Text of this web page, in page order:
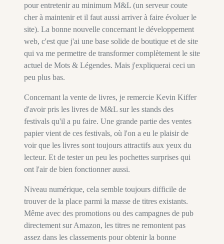
pour entretenir au minimum M&L (un serveur coute
cher à maintenir et il faut aussi arriver à faire évoluer le
site). La bonne nouvelle concernant le développement
web, c'est que j'ai une base solide de boutique et de site
qui va me permettre de transformer complètement le site
actuel de Mots & Légendes. Mais j'expliquerai ceci un
peu plus bas.
Concernant la vente de livres, je remercie Kevin Kiffer
d'avoir pris les livres de M&L sur les stands des
festivals qu'il a pu faire. Une grande partie des ventes
papier vient de ces festivals, où l'on a eu le plaisir de
voir que les livres sont toujours attractifs aux yeux du
lecteur. Et de tester un peu les pochettes surprises qui
ont l'air de bien fonctionner aussi.
Niveau numérique, cela semble toujours difficile de
trouver de la place parmi la masse de titres existants.
Même avec des promotions ou des campagnes de pub
directement sur Amazon, les titres ne remontent pas
assez dans les classements pour obtenir la bonne